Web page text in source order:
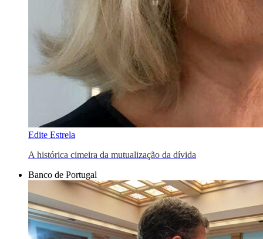
Edite Estrela
A histórica cimeira da mutualização da dívida
Banco de Portugal